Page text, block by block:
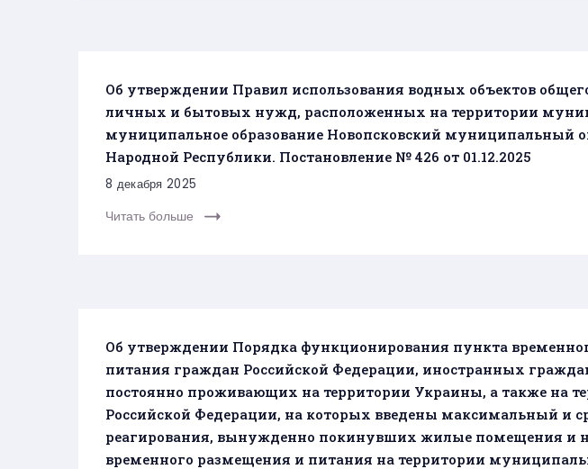
Об утверждении Правил использования водных объектов
личных и бытовых нужд, расположенных на территории
муниципальное образование Новопсковский муниципальный
Народной Республики. Постановление № 426 от 01.12.2025
8 декабря 2025
Читать больше
Об утверждении Порядка функционирования пункта
питания граждан Российской Федерации, иностранных
постоянно проживающих на территории Украины, а также на
Российской Федерации, на которых введены максимальный и
реагирования, вынужденно покинувших жилые помещения и
временного размещения и питания на территории